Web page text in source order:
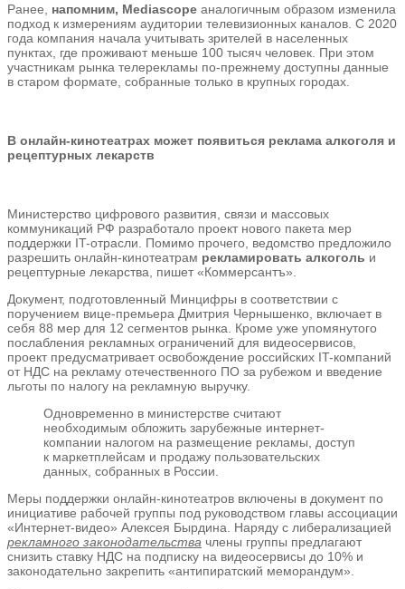
Ранее, напомним, Mediascope аналогичным образом изменила
подход к измерениям аудитории телевизионных каналов. С 2020
года компания начала учитывать зрителей в населенных
пунктах, где проживают меньше 100 тысяч человек. При этом
участникам рынка телерекламы по-прежнему доступны данные
в старом формате, собранные только в крупных городах.
В онлайн-кинотеатрах может появиться реклама алкоголя и
рецептурных лекарств
Министерство цифрового развития, связи и массовых
коммуникаций РФ разработало проект нового пакета мер
поддержки IT-отрасли. Помимо прочего, ведомство предложило
разрешить онлайн-кинотеатрам рекламировать алкоголь и
рецептурные лекарства, пишет «Коммерсантъ».
Документ, подготовленный Минцифры в соответствии с
поручением вице-премьера Дмитрия Чернышенко, включает в
себя 88 мер для 12 сегментов рынка. Кроме уже упомянутого
послабления рекламных ограничений для видеосервисов,
проект предусматривает освобождение российских IT-компаний
от НДС на рекламу отечественного ПО за рубежом и введение
льготы по налогу на рекламную выручку.
Одновременно в министерстве считают
необходимым обложить зарубежные интернет-
компании налогом на размещение рекламы, доступ
к маркетплейсам и продажу пользовательских
данных, собранных в России.
Меры поддержки онлайн-кинотеатров включены в документ по
инициативе рабочей группы под руководством главы ассоциации
«Интернет-видео» Алексея Бырдина. Наряду с либерализацией
рекламного законодательства члены группы предлагают
снизить ставку НДС на подписку на видеосервисы до 10% и
законодательно закрепить «антипиратский меморандум».